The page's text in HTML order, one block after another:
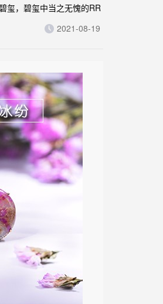
，碧玺中当之无愧的RR
2021-08-19